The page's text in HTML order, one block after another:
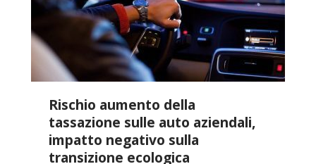
Rischio aumento della
tassazione sulle auto aziendali,
impatto negativo sulla
transizione ecologica